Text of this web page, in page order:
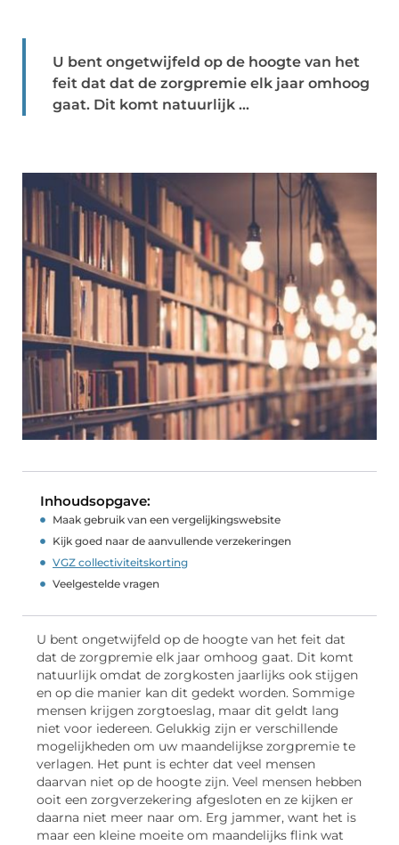
U bent ongetwijfeld op de hoogte van het
feit dat dat de zorgpremie elk jaar omhoog
gaat. Dit komt natuurlijk ...
Inhoudsopgave:
Maak gebruik van een vergelijkingswebsite
Kijk goed naar de aanvullende verzekeringen
VGZ collectiviteitskorting
Veelgestelde vragen
U bent ongetwijfeld op de hoogte van het feit dat
dat de zorgpremie elk jaar omhoog gaat. Dit komt
natuurlijk omdat de zorgkosten jaarlijks ook stijgen
en op die manier kan dit gedekt worden. Sommige
mensen krijgen zorgtoeslag, maar dit geldt lang
niet voor iedereen. Gelukkig zijn er verschillende
mogelijkheden om uw maandelijkse zorgpremie te
verlagen. Het punt is echter dat veel mensen
daarvan niet op de hoogte zijn. Veel mensen hebben
ooit een zorgverzekering afgesloten en ze kijken er
daarna niet meer naar om. Erg jammer, want het is
maar een kleine moeite om maandelijks flink wat